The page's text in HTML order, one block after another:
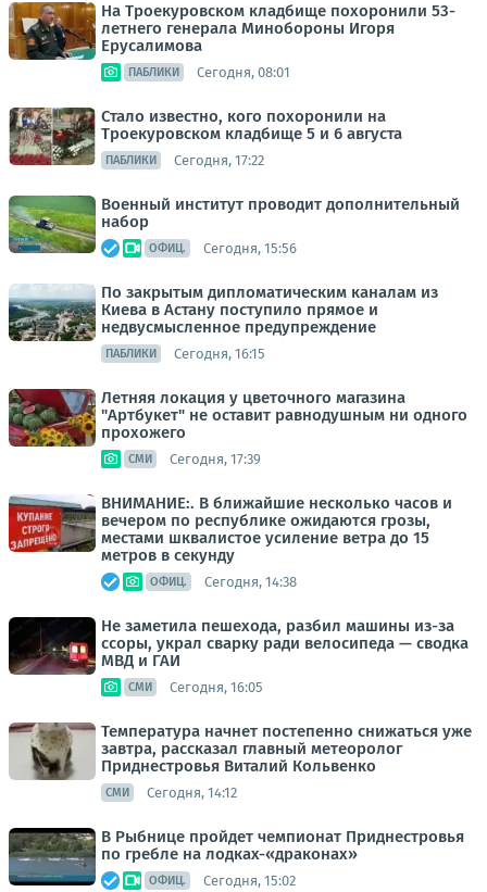
На Троекуровском кладбище похоронили 53-
летнего генерала Минобороны Игоря
Ерусалимова
ПАБЛИКИ Сегодня, 08:01
Стало известно, кого похоронили на
Троекуровском кладбище 5 и 6 августа
ПАБЛИКИ Сегодня, 17:22
Военный институт проводит дополнительный
набор
ОФИЦ. Сегодня, 15:56
По закрытым дипломатическим каналам из
Киева в Астану поступило прямое и
недвусмысленное предупреждение
ПАБЛИКИ Сегодня, 16:15
Летняя локация у цветочного магазина
"Артбукет" не оставит равнодушным ни одного
прохожего
СМИ Сегодня, 17:39
ВНИМАНИЕ:. В ближайшие несколько часов и
вечером по республике ожидаются грозы,
местами шквалистое усиление ветра до 15
метров в секунду
ОФИЦ. Сегодня, 14:38
Не заметила пешехода, разбил машины из-за
ссоры, украл сварку ради велосипеда — сводка
МВД и ГАИ
СМИ Сегодня, 16:05
Температура начнет постепенно снижаться уже
завтра, рассказал главный метеоролог
Приднестровья Виталий Кольвенко
СМИ Сегодня, 14:12
В Рыбнице пройдет чемпионат Приднестровья
по гребле на лодках-«драконах»
ОФИЦ. Сегодня, 15:02